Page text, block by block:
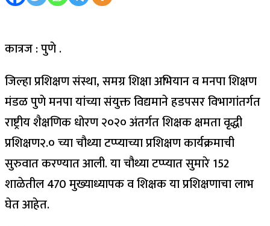
कात्रज : पुणे .
जिल्हा प्रशिक्षण संस्था, समग्र शिक्षा अभियान व मनपा शिक्षण
मंडळ पुणे मनपा यांच्या संयुक्त विद्यमाने हडपसर विभागांतर्गत
राष्ट्रीय शैक्षणिक धोरण २०२० अंतर्गत शिक्षक क्षमता वृद्धी
प्रशिक्षण२.० च्या चौथ्या टप्प्याच्या प्रशिक्षण कार्यक्रमाची
सुरुवात करण्यात आली. या चौथ्या टप्प्यात सुमारे 152
शाळेतील 470 मुख्याध्यापक व शिक्षक या प्रशिक्षणाचा लाभ
घेत आहेत.